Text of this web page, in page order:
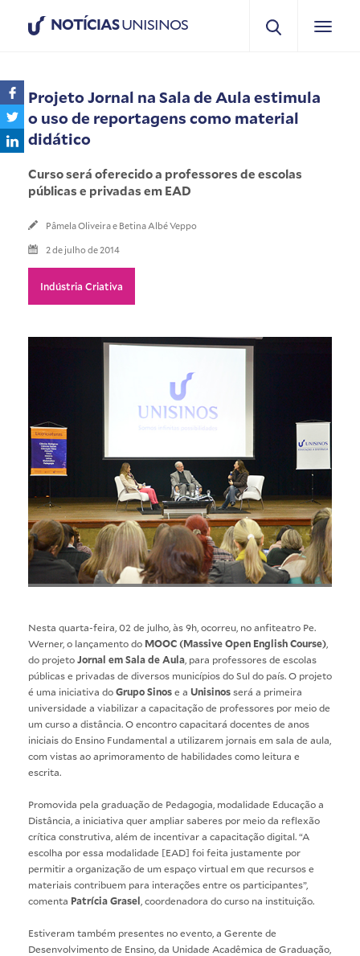
NOTÍCIASUNISINOS
Projeto Jornal na Sala de Aula estimula
o uso de reportagens como material
didático
Curso será oferecido a professores de escolas
públicas e privadas em EAD
Pâmela Oliveira e Betina Albé Veppo
2 de julho de 2014
Indústria Criativa
Nesta quarta-feira, 02 de julho, às 9h, ocorreu, no anfiteatro Pe.
Werner, o lançamento do MOOC (Massive Open English Course)
do projetoJornal em Sala de Aula , para professores de escolas
públicas e privadas de diversos municípios do Sul do país. O projeto
é uma iniciativa doGrupo Sinose a Unisinosserá a primeira
universidade a viabilizar a capacitação de professores por meio de
um curso a distância. O encontro capacitará docentes de anos
iniciais do Ensino Fundamental a utilizarem jornais em sala de aula,
com vistas ao aprimoramento de habilidades como leitura e
escrita.
Promovida pela graduação de Pedagogia , modalidade Educação a
Distância, a iniciativa quer ampliar saberes por meio da reflexão
crítica construtiva, além de incentivar a capacitação digital. “A
escolha por essa modalidade [EAD] foi feita justamente por
permitir a organização de um espaço virtual em que recursos e
materiais contribuem para interações entre os participantes”,
comenta Patrícia Grasel , coordenadora do curso na instituição.
Estiveram também presentes no evento, a Gerente de
Desenvolvimento de Ensino, da Unidade Acadêmica de Graduação,